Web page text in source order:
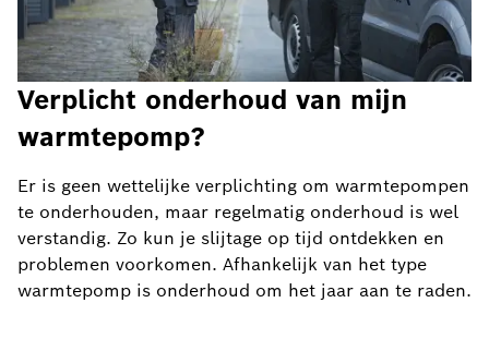
Verplicht onderhoud van mijn
warmtepomp?
Er is geen wettelijke verplichting om warmtepompen
te onderhouden, maar regelmatig onderhoud is wel
verstandig. Zo kun je slijtage op tijd ontdekken en
problemen voorkomen. Afhankelijk van het type
warmtepomp is onderhoud om het jaar aan te raden.